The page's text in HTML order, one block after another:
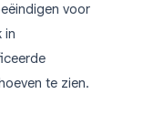
voor
in
te zien.